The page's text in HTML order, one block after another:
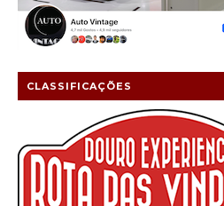
CLASSIFICAÇÕES